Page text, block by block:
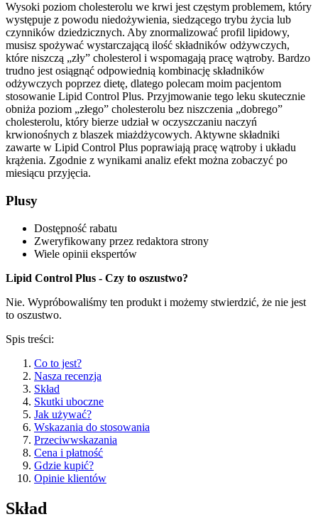
Wysoki poziom cholesterolu we krwi jest częstym problemem, który
występuje z powodu niedożywienia, siedzącego trybu życia lub
czynników dziedzicznych. Aby znormalizować profil lipidowy,
musisz spożywać wystarczającą ilość składników odżywczych,
które niszczą „zły” cholesterol i wspomagają pracę wątroby. Bardzo
trudno jest osiągnąć odpowiednią kombinację składników
odżywczych poprzez dietę, dlatego polecam moim pacjentom
stosowanie Lipid Control Plus. Przyjmowanie tego leku skutecznie
obniża poziom „złego” cholesterolu bez niszczenia „dobrego”
cholesterolu, który bierze udział w oczyszczaniu naczyń
krwionośnych z blaszek miażdżycowych. Aktywne składniki
zawarte w Lipid Control Plus poprawiają pracę wątroby i układu
krążenia. Zgodnie z wynikami analiz efekt można zobaczyć po
miesiącu przyjęcia.
Plusy
Dostępność rabatu
Zweryfikowany przez redaktora strony
Wiele opinii ekspertów
Lipid Control Plus - Czy to oszustwo?
Nie. Wypróbowaliśmy ten produkt i możemy stwierdzić, że nie jest
to oszustwo.
Spis treści:
Co to jest?
Nasza recenzja
Skład
Skutki uboczne
Jak używać?
Wskazania do stosowania
Przeciwwskazania
Cena i płatność
Gdzie kupić?
Opinie klientów
Skład